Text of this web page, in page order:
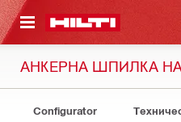
СЪДЪРЖАНИЕ
АНКЕРНА ШПИЛКА
Configurator